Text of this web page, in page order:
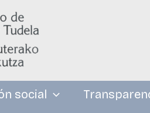
social